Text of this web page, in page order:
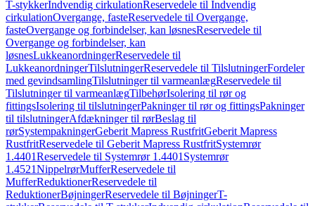
T-stykkerIndvendig cirkulationReservedele til Indvendig
cirkulationOvergange, fasteReservedele til Overgange,
fasteOvergange og forbindelser, kan løsnesReservedele til
Overgange og forbindelser, kan
løsnesLukkeanordningerReservedele til
LukkeanordningerTilslutningerReservedele til TilslutningerFordeler
med gevindsamlingTilslutninger til varmeanlægReservedele til
Tilslutninger til varmeanlægTilbehørIsolering til rør og
fittingsIsolering til tilslutningerPakninger til rør og fittingsPakninger
til tilslutningerAfdækninger til rørBeslag til
rørSystempakningerGeberit Mapress RustfritGeberit Mapress
RustfritReservedele til Geberit Mapress RustfritSystemrør
1.4401Reservedele til Systemrør 1.4401 Systemrør
1.4521NippelrørMufferReservedele til
MufferReduktionerReservedele til
ReduktionerBøjningerReservedele til BøjningerT-